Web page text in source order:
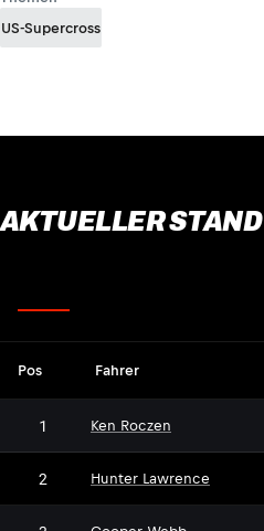
US-Supercross
AKTUELLER STAND
Pos Fahrer
1 Ken Roczen
2 Hunter Lawrence